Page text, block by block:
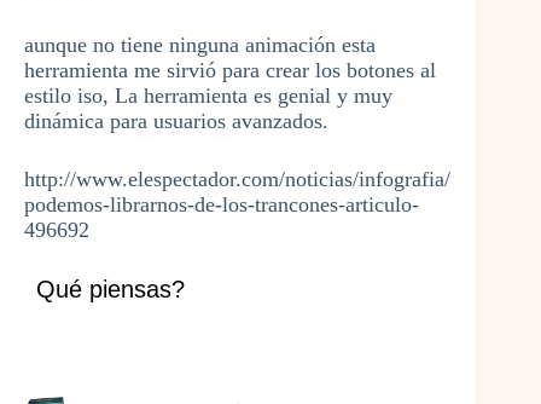
aunque no tiene ninguna animación esta
herramienta me sirvió para crear los botones al
estilo iso, La herramienta es genial y muy
dinámica para usuarios avanzados.
http://www.elespectador.com/noticias/infografia/
podemos-librarnos-de-los-trancones-articulo-
496692
Qué piensas?